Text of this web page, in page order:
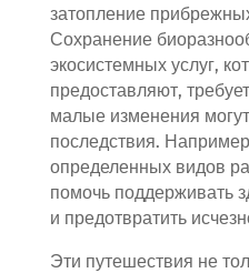
затопление
Сохранение
экосистемных услуг,
предоставляют,
малые изменения
последствия.
определенных видов
помочь поддерживать
и предотвратить
Эти путешествия не